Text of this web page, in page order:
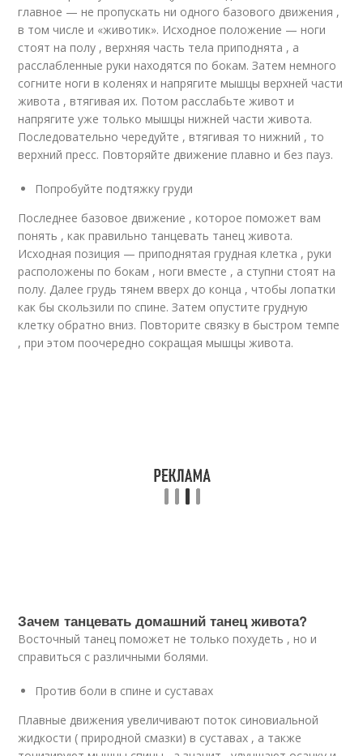
главное — не пропускать ни одного базового движения ,
в том числе и «животик». Исходное положение — ноги
стоят на полу , верхняя часть тела приподнята , а
расслабленные руки находятся по бокам. Затем немного
согните ноги в коленях и напрягите мышцы верхней части
живота , втягивая их. Потом расслабьте живот и
напрягите уже только мышцы нижней части живота.
Последовательно чередуйте , втягивая то нижний , то
верхний пресс. Повторяйте движение плавно и без пауз.
Попробуйте подтяжку груди
Последнее базовое движение , которое поможет вам
понять , как правильно танцевать танец живота.
Исходная позиция — приподнятая грудная клетка , руки
расположены по бокам , ноги вместе , а ступни стоят на
полу. Далее грудь тянем вверх до конца , чтобы лопатки
как бы скользили по спине. Затем опустите грудную
клетку обратно вниз. Повторите связку в быстром темпе
, при этом поочередно сокращая мышцы живота.
Зачем танцевать домашний танец живота?
Восточный танец поможет не только похудеть , но и
справиться с различными болями.
Против боли в спине и суставах
Плавные движения увеличивают поток синовиальной
жидкости ( природной смазки) в суставах , а также